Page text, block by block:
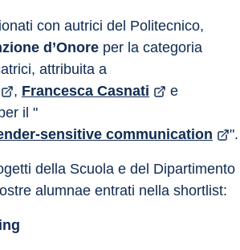
con autrici del Politecnico,
d’Onore per la categoria
attribuita a
, Francesca Casnati
e
il "
sensitive communication
".
della Scuola e del Dipartimento
alumnae entrati nella shortlist: